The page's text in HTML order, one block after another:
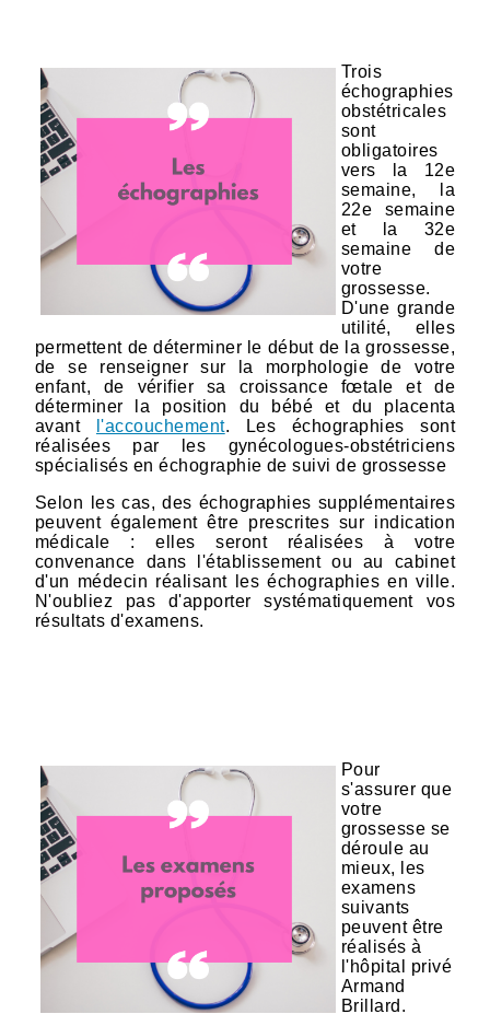
Trois
échographies
obstétricales
sont
obligatoires
vers la 12e
semaine, la
22e semaine
et la 32e
semaine de
votre
grossesse.
D'une grande
utilité, elles
permettent de déterminer le début de la grossesse,
de se renseigner sur la morphologie de votre
enfant, de vérifier sa croissance fœtale et de
déterminer la position du bébé et du placenta
avant
l'accouchement. Les échographies sont
réalisées par les gynécologues-obstétriciens
spécialisés en échographie de suivi de grossesse
Selon les cas, des échographies supplémentaires
peuvent également être prescrites sur indication
médicale : elles seront réalisées à votre
convenance dans l'établissement ou au cabinet
d'un médecin réalisant les échographies en ville.
N'oubliez pas d'apporter systématiquement vos
résultats d'examens.
Pour
s'assurer que
votre
grossesse se
déroule au
mieux, les
examens
suivants
peuvent être
réalisés à
l'hôpital privé
Armand
Brillard.